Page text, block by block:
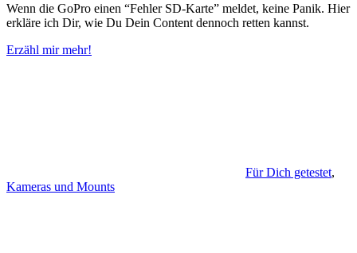
Wenn die GoPro einen “Fehler SD-Karte” meldet, keine Panik. Hier
erkläre ich Dir, wie Du Dein Content dennoch retten kannst.
Erzähl mir mehr!
Für Dich getestet,
Kameras und Mounts